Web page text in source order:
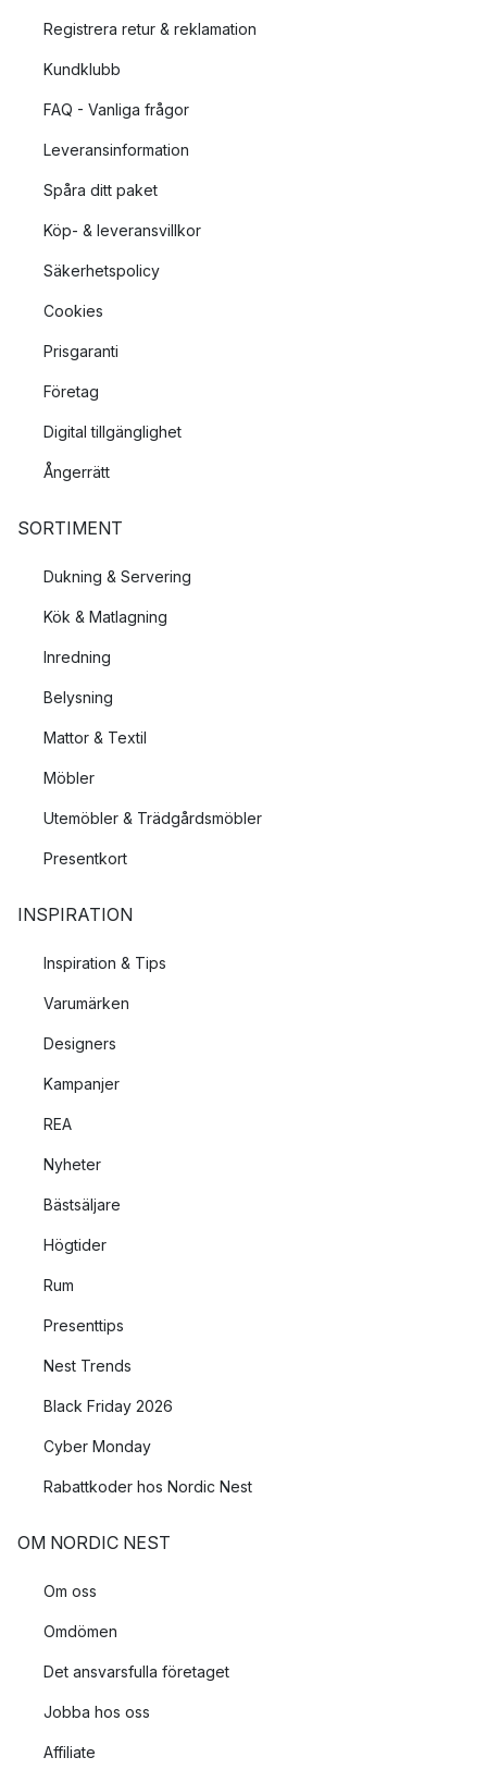
Registrera retur & reklamation
Kundklubb
FAQ - Vanliga frågor
Leveransinformation
Spåra ditt paket
Köp- & leveransvillkor
Säkerhetspolicy
Cookies
Prisgaranti
Företag
Digital tillgänglighet
Ångerrätt
SORTIMENT
Dukning & Servering
Kök & Matlagning
Inredning
Belysning
Mattor & Textil
Möbler
Utemöbler & Trädgårdsmöbler
Presentkort
INSPIRATION
Inspiration & Tips
Varumärken
Designers
Kampanjer
REA
Nyheter
Bästsäljare
Högtider
Rum
Presenttips
Nest Trends
Black Friday 2026
Cyber Monday
Rabattkoder hos Nordic Nest
OM NORDIC NEST
Om oss
Omdömen
Det ansvarsfulla företaget
Jobba hos oss
Affiliate